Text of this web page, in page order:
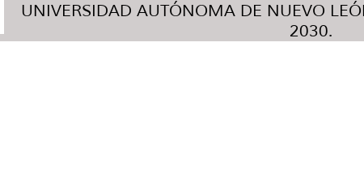
UNIVERSIDAD AUTÓNOMA DE NUEVO
2030.